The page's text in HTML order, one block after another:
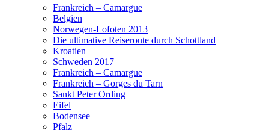
Frankreich – Camargue
Belgien
Norwegen-Lofoten 2013
Die ultimative Reiseroute durch Schottland
Kroatien
Schweden 2017
Frankreich – Camargue
Frankreich – Gorges du Tarn
Sankt Peter Ording
Eifel
Bodensee
Pfalz